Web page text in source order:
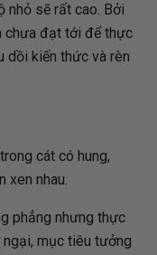
nhỏ sẽ rất cao. Bởi
chưa đạt tới để thực
dồi kiến thức và rèn
cát có hung,
xen nhau.
phẳng nhưng thực
ngại, mục tiêu tưởng